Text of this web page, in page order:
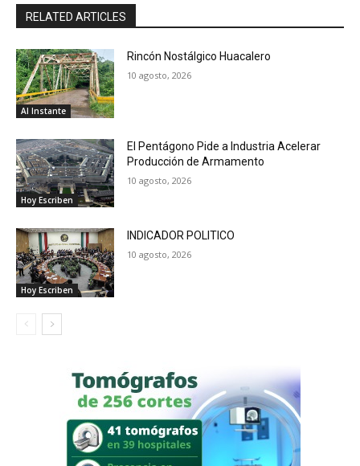
RELATED ARTICLES
Al Instante
Rincón Nostálgico Huacalero
10 agosto, 2026
Hoy Escriben
El Pentágono Pide a Industria Acelerar
Producción de Armamento
10 agosto, 2026
Hoy Escriben
INDICADOR POLITICO
10 agosto, 2026